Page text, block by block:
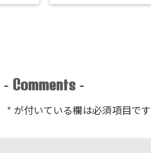
- Comments -
* が付いている欄は必須項目です